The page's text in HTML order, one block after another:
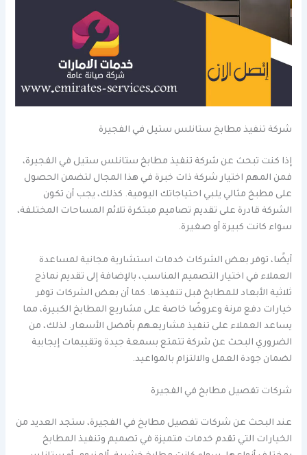
شركة تنفيذ مطابخ ستانلس ستيل في الفجيرة
إذا كنت تبحث عن شركة تنفيذ مطابخ ستانلس ستيل في الفجيرة،
فمن المهم اختيار شركة ذات خبرة في هذا المجال لتضمن الحصول
على مطبخ مثالي يلبي احتياجاتك اليومية. كذلك، يجب أن تكون
الشركة قادرة على تقديم تصاميم مبتكرة تلائم المساحات المختلفة،
سواء كانت كبيرة أو صغيرة.
أيضًا، توفر بعض الشركات خدمات استشارية مجانية لمساعدة
العملاء في اختيار التصميم المناسب، بالإضافة إلى تقديم نماذج
ثلاثية الأبعاد للمطابخ قبل تنفيذها. كما أن بعض الشركات توفر
خيارات دفع مرنة وعروضًا خاصة على مشاريع المطابخ الكبيرة، مما
يساعد العملاء على تنفيذ مشاريعهم بأفضل الأسعار. لذلك، من
الضروري البحث عن شركة تتمتع بسمعة جيدة وتقييمات إيجابية
لضمان جودة العمل والالتزام بالمواعيد.
شركات تفصيل مطابخ في الفجيرة
عند البحث عن شركات تفصيل مطابخ في الفجيرة، ستجد العديد من
الخيارات التي تقدم خدمات متميزة في تصميم وتنفيذ المطابخ